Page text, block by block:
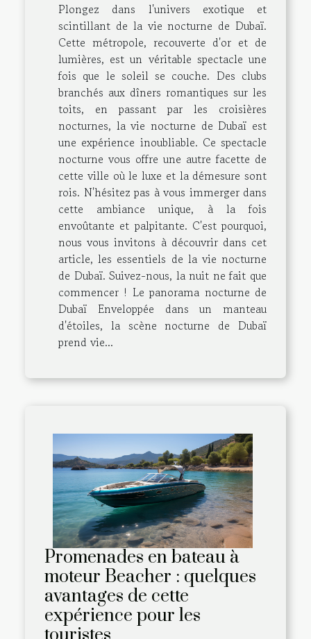
Plongez dans l'univers exotique et
scintillant de la vie nocturne de Dubaï.
Cette métropole, recouverte d'or et de
lumières, est un véritable spectacle une
fois que le soleil se couche. Des clubs
branchés aux dîners romantiques sur les
toits, en passant par les croisières
nocturnes, la vie nocturne de Dubaï est
une expérience inoubliable. Ce spectacle
nocturne vous offre une autre facette de
cette ville où le luxe et la démesure sont
rois. N'hésitez pas à vous immerger dans
cette ambiance unique, à la fois
envoûtante et palpitante. C'est pourquoi,
nous vous invitons à découvrir dans cet
article, les essentiels de la vie nocturne
de Dubaï. Suivez-nous, la nuit ne fait que
commencer ! Le panorama nocturne de
Dubaï Enveloppée dans un manteau
d'étoiles, la scène nocturne de Dubaï
prend vie...
Promenades en bateau à
moteur Beacher : quelques
avantages de cette
expérience pour les